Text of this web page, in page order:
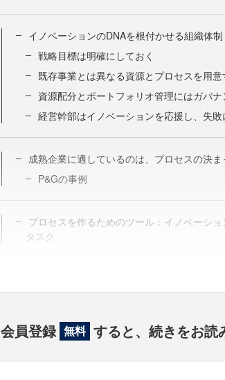
イノベーションのDNAを根付かせる組織体制
戦略目標は明確にしておく
既存事業とは異なる資源とプロセスを用意
資源配分とポートフォリオ管理にはガバ
経営幹部はイノベーションを応援し、失
成熟企業に適しているのは、プロセスの決
P&Gの事例
プロセスを作るためのツール：イノベーシ
タスク
会員登録 無料 すると、続きをお読